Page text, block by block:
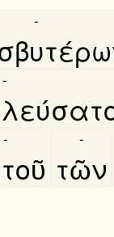
-
-
-
τῶν
-